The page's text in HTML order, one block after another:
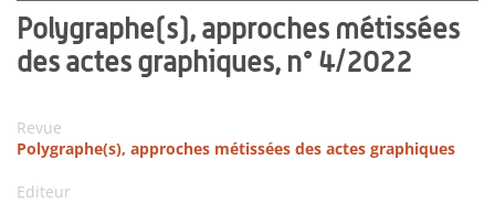
Polygraphe(s), approches métissées
des actes graphiques, n° 4/2022
Revue
Polygraphe(s), approches métissées des actes graphiques
Editeur